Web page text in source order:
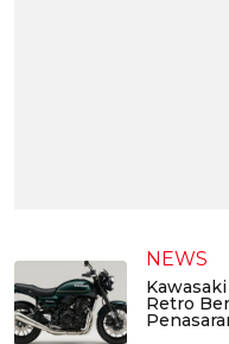
NEWS
Retro